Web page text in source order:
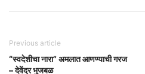
Previous article
“स्वदेशीचा नारा” अमलात आणण्याची गरज
– देवेंद्र भुजबळ